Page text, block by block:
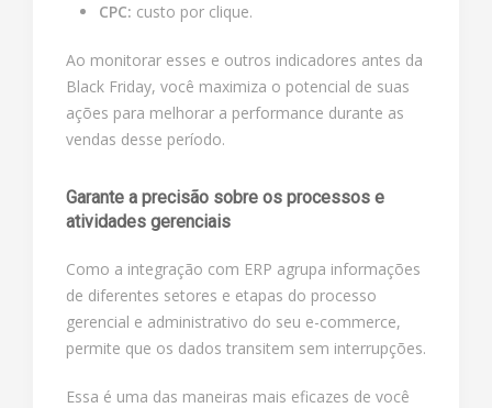
CPC: custo por clique.
Ao monitorar esses e outros indicadores antes da
Black Friday, você maximiza o potencial de suas
ações para melhorar a performance durante as
vendas desse período.
Garante a precisão sobre os processos e
atividades gerenciais
Como a integração com ERP agrupa informações
de diferentes setores e etapas do processo
gerencial e administrativo do seu e-commerce,
permite que os dados transitem sem interrupções.
Essa é uma das maneiras mais eficazes de você